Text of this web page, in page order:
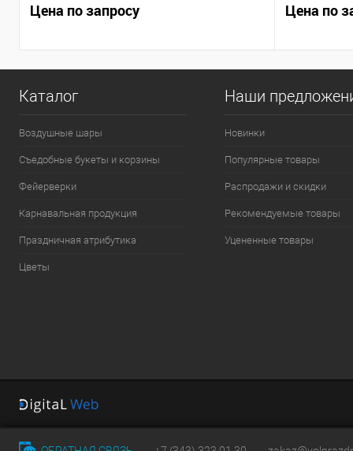
Цена по запросу Цена по
Каталог
Воздушные шары
Съедобные букеты и корзины
Фейерверки
Карнавальная продукция
Праздничная атрибутика
Цветы
Наши
Новинки
Популярные товары
Распродажи и скидки
Рекомендуемые товары
Уцененные товары